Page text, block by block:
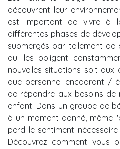
découvrent leur
est important de vivre à
différentes phases de
submergés par tellement de
qui les obligent
nouvelles situations soit
que personnel encadrant /
de répondre aux besoins
enfant. Dans un groupe de
à un moment donné, même
perd le sentiment
Découvrez comment vous